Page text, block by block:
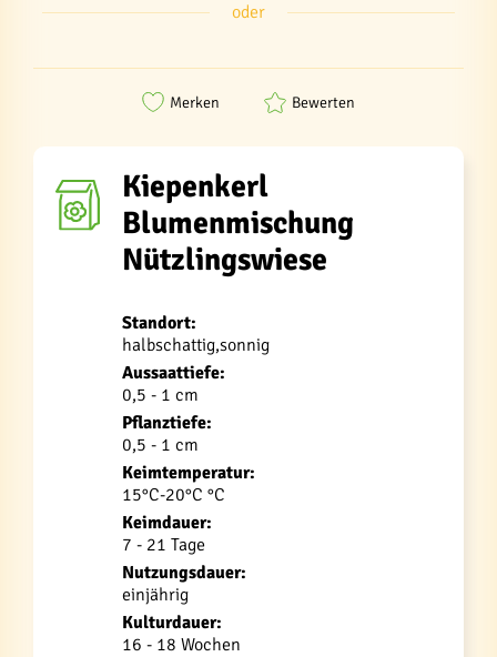
oder
Merken Bewerten
Kiepenkerl
Blumenmischung
Nützlingswiese
Standort:
halbschattig,sonnig
Aussaattiefe:
0,5 - 1 cm
Pflanztiefe:
0,5 - 1 cm
Keimtemperatur:
15°C-20°C °C
Keimdauer:
7 - 21 Tage
Nutzungsdauer:
einjährig
Kulturdauer:
16 - 18 Wochen